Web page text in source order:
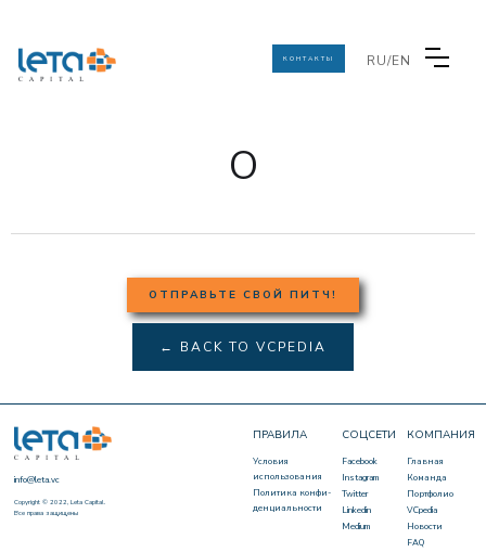
КОНТАКТЫ RU/EN
О
ОТПРАВЬТЕ СВОЙ ПИТЧ!
← BACK TO VCPEDIA
info@leta.vc
Copyright © 2022, Leta Capital.
Все права защищены
ПРАВИЛА
Условия
использования
Политика конфи-
денциальности
СОЦСЕТИ
Facebook
Instagram
Twitter
Linkedin
Medium
КОМПАНИЯ
Главная
Команда
Портфолио
VCpedia
Новости
FAQ